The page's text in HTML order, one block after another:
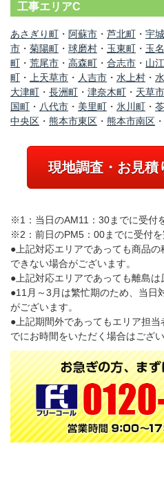
工事エリアC
あさぎり町 ・ 阿蘇市 ・ 芦北町 ・ 宇
市 ・ 菊陽町 ・ 球磨村 ・ 玉東町 ・ 玉
町 ・ 荒尾市 ・ 高森町 ・ 合志市 ・ 山
町 ・ 上天草市 ・ 人吉市 ・ 水上村 ・
大津町 ・ 長洲町 ・ 津奈木町 ・ 天草市
国町 ・ 八代市 ・ 美里町 ・ 氷川町 ・
中央区 ・ 熊本市東区 ・ 熊本市南区 ・
現地調査・お見積
※1：当日のAM11：30までに受付
※2：前日のPM5：00までに受付を
●上記対応エリアであっても商品
できない場合がございます。
●上記対応エリアであっても離島は
●11月～3月は繁忙期のため、当日
がございます。
●上記期間外であってもエリア担
でにお時間をいただく場合はござい